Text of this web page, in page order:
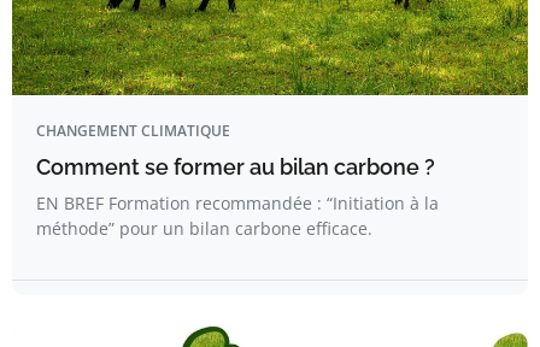
CHANGEMENT CLIMATIQUE
Comment se former au bilan carbone ?
EN BREF Formation recommandée : “Initiation à la
méthode” pour un bilan carbone efficace.